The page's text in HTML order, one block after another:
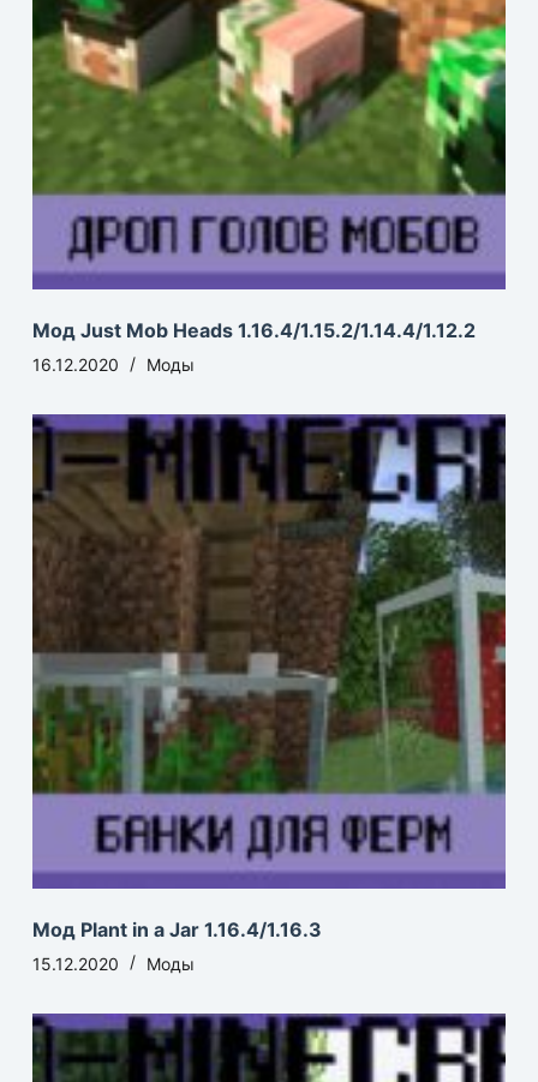
Мод Just Mob Heads 1.16.4/1.15.2/1.14.4/1.12.2
16.12.2020 Моды
Мод Plant in a Jar 1.16.4/1.16.3
15.12.2020 Моды